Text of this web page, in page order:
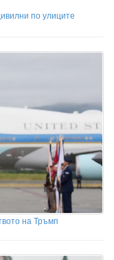
по улиците
на Тръмп